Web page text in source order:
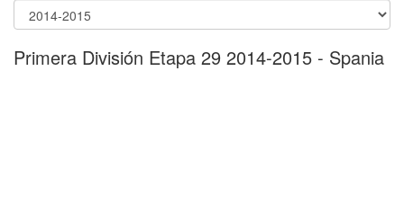
Primera División Etapa 29 2014-2015 - Spania